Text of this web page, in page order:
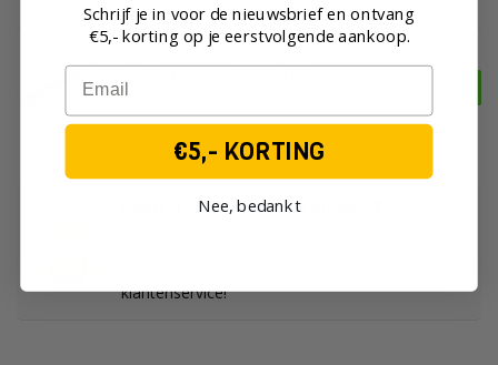
Sola Waterpas RED3 100 cm
Op voorraad
Heeft u vragen over dit product?
klantenservice!
Schrijf je in voor de nieuwsbrief en ontvang
€5,- korting op je eerstvolgende aankoop.
Email
€5,- KORTING
Nee, bedankt